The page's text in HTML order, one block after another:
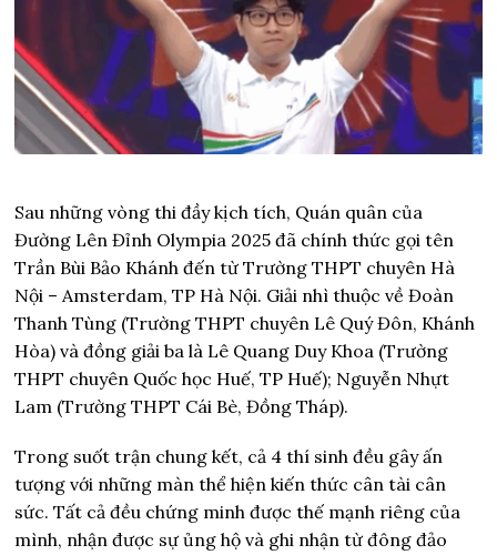
Sau những vòng thi đầy kịch tích, Quán quân của
Đường Lên Đỉnh Olympia 2025 đã chính thức gọi tên
Trần Bùi Bảo Khánh đến từ Trường THPT chuyên Hà
Nội – Amsterdam, TP Hà Nội. Giải nhì thuộc về Đoàn
Thanh Tùng (Trường THPT chuyên Lê Quý Đôn, Khánh
Hòa) và đồng giải ba là Lê Quang Duy Khoa (Trường
THPT chuyên Quốc học Huế, TP Huế); Nguyễn Nhựt
Lam (Trường THPT Cái Bè, Đồng Tháp).
Trong suốt trận chung kết, cả 4 thí sinh đều gây ấn
tượng với những màn thể hiện kiến thức cân tài cân
sức. Tất cả đều chứng minh được thế mạnh riêng của
mình, nhận được sự ủng hộ và ghi nhận từ đông đảo